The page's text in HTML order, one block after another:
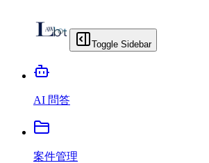
Toggle Sidebar
AI 問答
案件管理